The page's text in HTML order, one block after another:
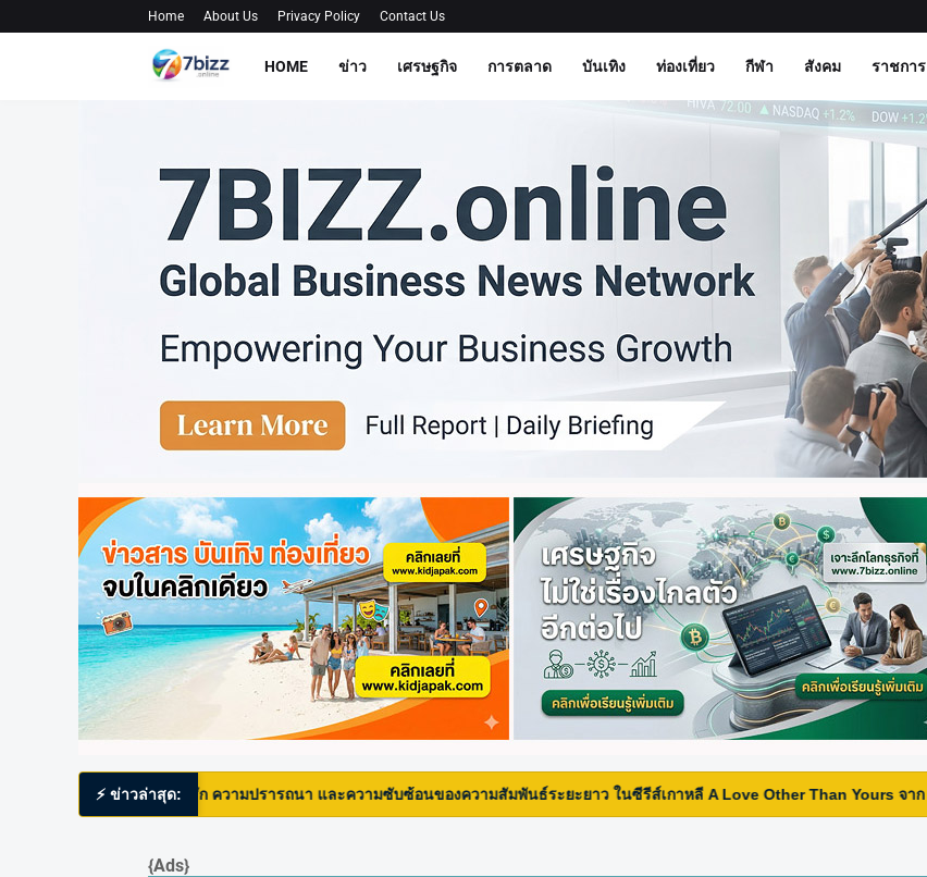
Home About Us Privacy Policy Contact Us
HOME ข่าว เศรษฐกิจ การตลาด บันเทิง ท่องเที่ยว กีฬา สังคม ราชการ
⚡ ข่าวล่าสุด:
รื่องราวความรัก ความปรารถนา และความซับซ้อนของความสัมพันธ์ระยะยาว ในซีรีส์เกาหลี A Love Other Than Yours จาก Prime Video
{Ads}